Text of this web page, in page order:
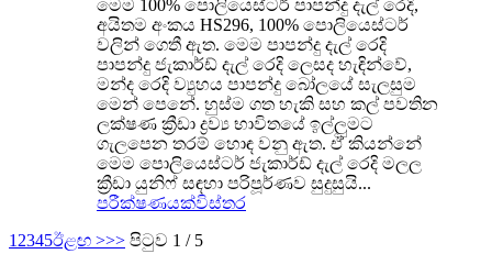
මෙම 100% පොලියෙස්ටර් පාපන්දු දැල් රෙදි,
අයිතම අංකය HS296, 100% පොලියෙස්ටර්
වලින් ගෙතී ඇත. මෙම පාපන්දු දැල් රෙදි
පාපන්දු ජැකාර්ඩ් දැල් රෙදි ලෙසද හැඳින්වේ,
මන්ද රෙදි ව්‍යුහය පාපන්දු බෝලයේ සැලසුම
මෙන් පෙනේ. හුස්ම ගත හැකි සහ කල් පවතින
ලක්ෂණ ක්‍රීඩා ද්‍රව්‍ය භාවිතයේ ඉල්ලුමට
ගැලපෙන තරම් හොඳ වනු ඇත. ඒ කියන්නේ
මෙම පොලියෙස්ටර් ජැකාර්ඩ් දැල් රෙදි මලල
ක්‍රීඩා යුනිෆ් සඳහා පරිපූර්ණව සුදුසුයි...
පරීක්ෂණයක්විස්තර
1 2345ඊළඟ >>> පිටුව 1 / 5